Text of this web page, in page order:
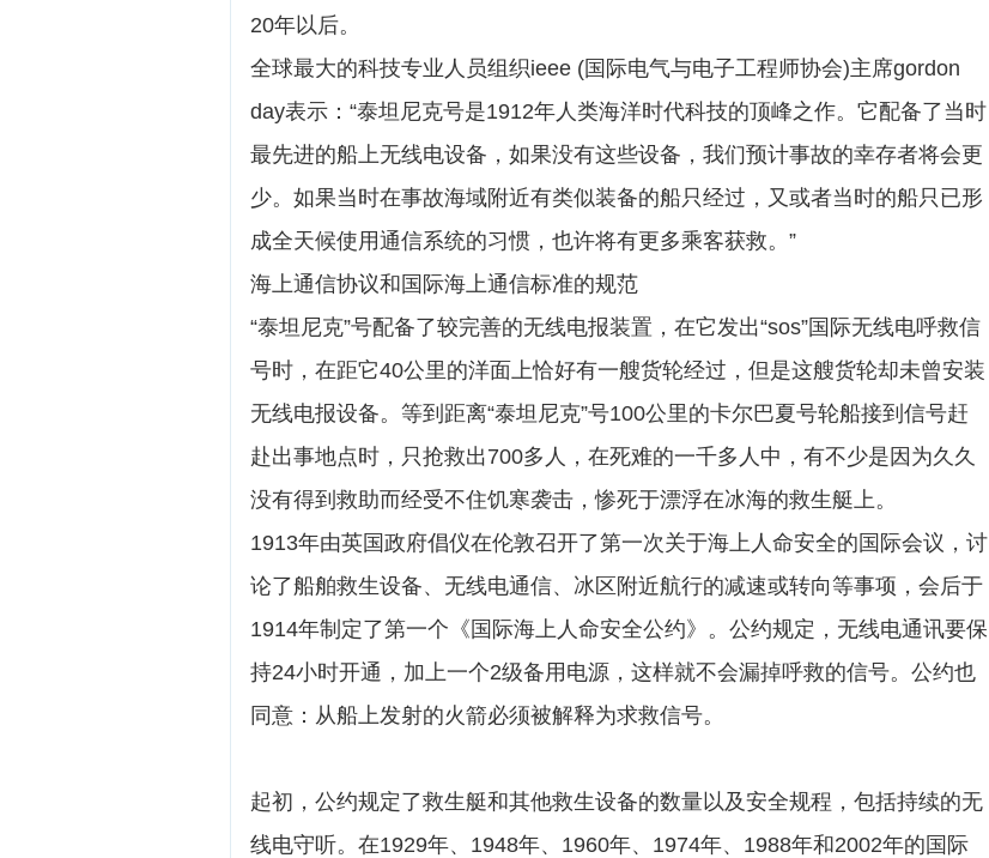
20年以后。
全球最大的科技专业人员组织ieee (国际电气与电子工程师协会)主席gordon
day表示：“泰坦尼克号是1912年人类海洋时代科技的顶峰之作。它配备了当时
最先进的船上无线电设备，如果没有这些设备，我们预计事故的幸存者将会更
少。如果当时在事故海域附近有类似装备的船只经过，又或者当时的船只已形
成全天候使用通信系统的习惯，也许将有更多乘客获救。”
海上通信协议和国际海上通信标准的规范
“泰坦尼克”号配备了较完善的无线电报装置，在它发出“sos”国际无线电呼救信
号时，在距它40公里的洋面上恰好有一艘货轮经过，但是这艘货轮却未曾安装
无线电报设备。等到距离“泰坦尼克”号100公里的卡尔巴夏号轮船接到信号赶
赴出事地点时，只抢救出700多人，在死难的一千多人中，有不少是因为久久
没有得到救助而经受不住饥寒袭击，惨死于漂浮在冰海的救生艇上。
1913年由英国政府倡仪在伦敦召开了第一次关于海上人命安全的国际会议，讨
论了船舶救生设备、无线电通信、冰区附近航行的减速或转向等事项，会后于
1914年制定了第一个《国际海上人命安全公约》。公约规定，无线电通讯要保
持24小时开通，加上一个2级备用电源，这样就不会漏掉呼救的信号。公约也
同意：从船上发射的火箭必须被解释为求救信号。
起初，公约规定了救生艇和其他救生设备的数量以及安全规程，包括持续的无
线电守听。在1929年、1948年、1960年、1974年、1988年和2002年的国际